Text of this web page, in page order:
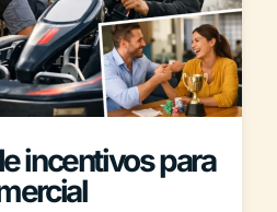
incentivos para